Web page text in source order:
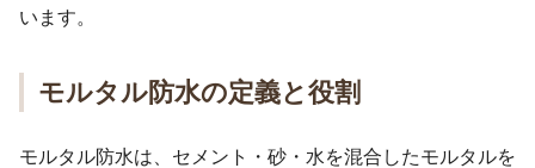
います。
モルタル防水の定義と役割
モルタル防水は、セメント・砂・水を混合したモルタルを